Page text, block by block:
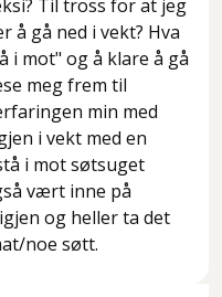
Til tross for at jeg
å gå ned i vekt? Hva
i mot" og å klare å gå
meg frem til
min med
i vekt med en
i mot søtsuget
vært inne på
og heller ta det
noe søtt.